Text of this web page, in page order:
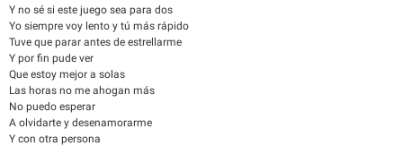
Y no sé si este juego sea para dos
Yo siempre voy lento y tú más rápido
Tuve que parar antes de estrellarme
Y por fin pude ver
Que estoy mejor a solas
Las horas no me ahogan más
No puedo esperar
A olvidarte y desenamorarme
Y con otra persona